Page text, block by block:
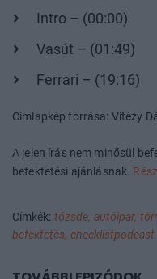
Intro – (00:00)
Vasút – (01:49)
Ferrari – (19:16)
Címlapkép forrása: Vitézy
A jelen írás nem minősül
befektetési ajánlásnak.
Címkék: tőzsde, autóipar,
befektetés, checklistpodcast